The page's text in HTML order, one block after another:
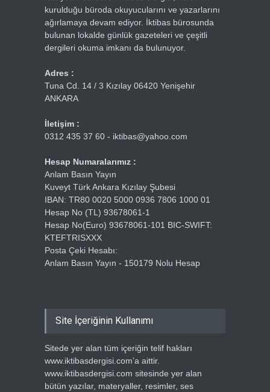
kurulduğu büroda okuyucularını ve yazarlarını
ağırlamaya devam ediyor. İktibas bürosunda
bulunan lokalde günlük gazeteleri ve çeşitli
dergileri okuma imkanı da bulunuyor.
Adres :
Tuna Cd. 14 / 3 Kızılay 06420 Yenişehir
ANKARA
İletişim :
0312 435 37 60 - iktibas@yahoo.com
Hesap Numaralarımız :
Anlam Basın Yayın
Kuveyt Türk Ankara Kızılay Şubesi
IBAN: TR80 0020 5000 0936 7806 1000 01
Hesap No (TL) 93678061-1
Hesap No(Euro) 93678061-101 BIC-SWIFT:
KTEFTRISXXX
Posta Çeki Hesabı:
Anlam Basın Yayın - 150179 Nolu Hesap
Site İçeriğinin Kullanımı
Sitede yer alan tüm içeriğin telif hakları
www.iktibasdergisi.com’a aittir.
www.iktibasdergisi.com sitesinde yer alan
bütün yazılar, materyaller, resimler, ses